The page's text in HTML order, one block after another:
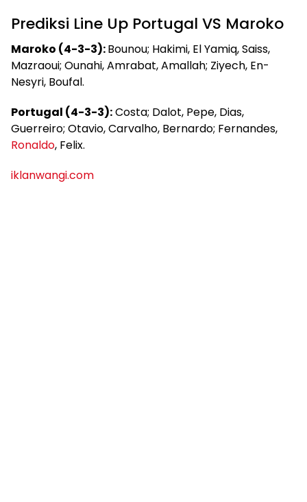
Prediksi Line Up Portugal VS Maroko
Maroko (4-3-3):Bounou; Hakimi, El Yamiq, Saiss,
Mazraoui; Ounahi, Amrabat, Amallah; Ziyech, En-
Nesyri, Boufal.
Portugal (4-3-3):Costa; Dalot, Pepe, Dias,
Guerreiro; Otavio, Carvalho, Bernardo; Fernandes,
Ronaldo, Felix.
iklanwangi.com